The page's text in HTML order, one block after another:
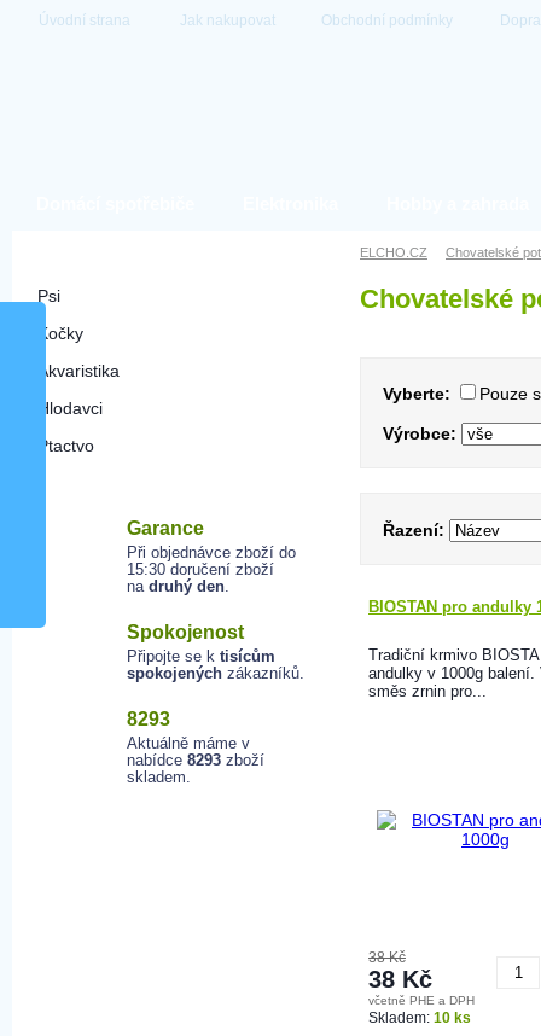
Úvodní strana Jak nakupovat Obchodní podmínky
Psi
Kočky
Akvaristika
Hlodavci
Ptactvo
Garance
Při objednávce zboží do
15:30 doručení zboží
na druhý den.
Spokojenost
Připojte se k tisícům
spokojených zákazníků.
8293
Aktuálně máme v
nabídce 8293 zboží
skladem.
ELCHO.CZ Chovatelské
Chovatelské
Vyberte: Pouze
Výrobce:
Řazení:
BIOSTAN pro andulky
Tradiční krmivo
andulky v 1000g balení.
směs zrnin pro...
38 Kč
38 Kč
včetně PHE a DPH
Skladem: 10 ks